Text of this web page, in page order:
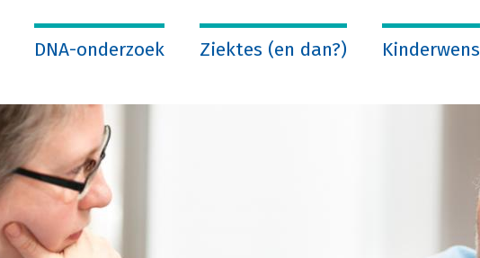
DNA-onderzoek Ziektes (en dan?) Kinderwens